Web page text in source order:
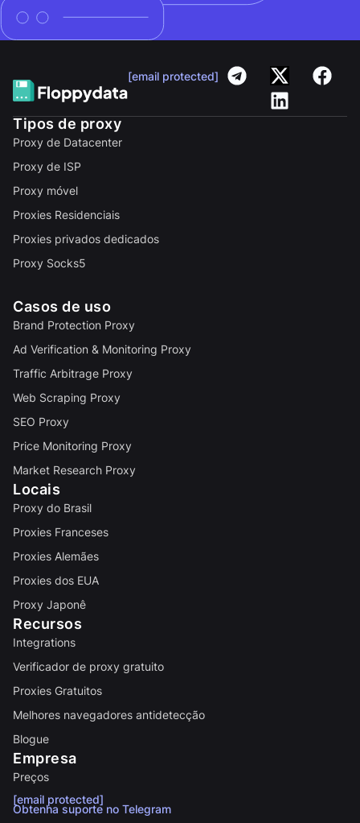
[email protected]
Tipos de proxy
Proxy de Datacenter
Proxy de ISP
Proxy móvel
Proxies Residenciais
Proxies privados dedicados
Proxy Socks5
Casos de uso
Brand Protection Proxy
Ad Verification & Monitoring Proxy
Traffic Arbitrage Proxy
Web Scraping Proxy
SEO Proxy
Price Monitoring Proxy
Market Research Proxy
Locais
Proxy do Brasil
Proxies Franceses
Proxies Alemães
Proxies dos EUA
Proxy Japonê
Recursos
Integrations
Verificador de proxy gratuito
Proxies Gratuitos
Melhores navegadores antidetecção
Blogue
Empresa
Preços
[email protected]
Obtenha suporte no Telegram